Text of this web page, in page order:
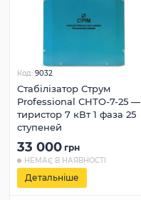
Код: 9032
Стабілізатор Струм
Professional СНТО-7-25 —
тиристор 7 кВт 1 фаза 25
ступеней
33 000 грн
НЕМАЄ В НАЯВНОСТІ
Детальніше